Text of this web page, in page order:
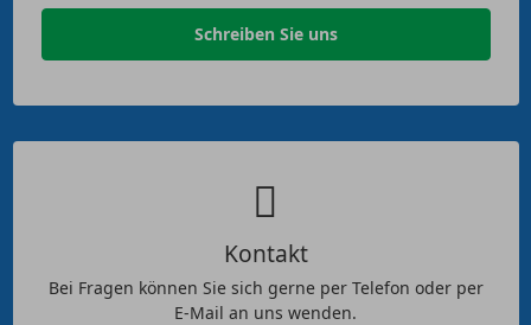
Schreiben Sie uns
Kontakt
Bei Fragen können Sie sich gerne per Telefon oder per
E-Mail an uns wenden.